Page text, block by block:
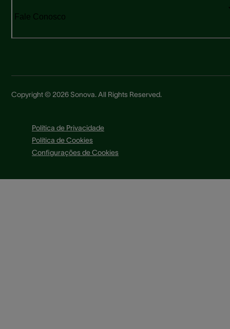
Fale Conosco
Copyright © 2026 Sonova. All Rights Reserved.
Política de Privacidade
Política de Cookies
Configurações de Cookies